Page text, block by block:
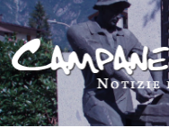
Salta
al
contenuto